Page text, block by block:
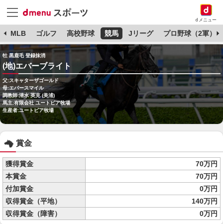
dメニュー
MLB ゴルフ 高校野球 競馬 Jリーグ プロ野球（2軍）
牡 黒鹿毛 登録抹消
(地)エバーブライト
父:スキャターザゴールド
母:エバースマイル
調教師:清水 英克 (美浦)
馬主:有限会社 ユートピア牧場
生産者:ユートピア牧場
賞金
獲得賞金
70万円
本賞金
70万円
付加賞金
0万円
収得賞金（平地）
140万円
収得賞金（障害）
0万円